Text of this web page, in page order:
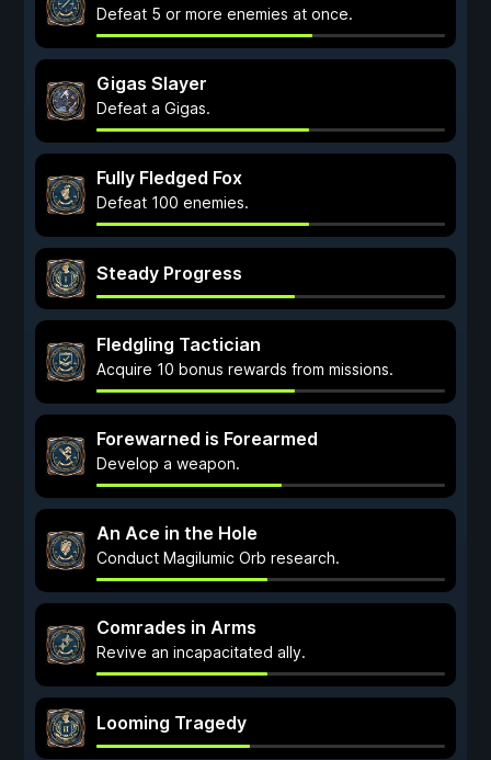
Defeat 5 or more enemies at once.
Gigas Slayer
Defeat a Gigas.
Fully Fledged Fox
Defeat 100 enemies.
Steady Progress
Fledgling Tactician
Acquire 10 bonus rewards from missions.
Forewarned is Forearmed
Develop a weapon.
An Ace in the Hole
Conduct Magilumic Orb research.
Comrades in Arms
Revive an incapacitated ally.
Looming Tragedy